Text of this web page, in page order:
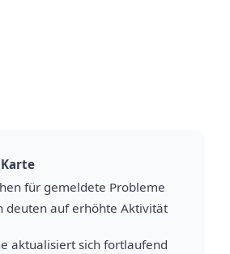
für gemeldete Probleme
deuten auf erhöhte Aktivität
aktualisiert sich fortlaufend